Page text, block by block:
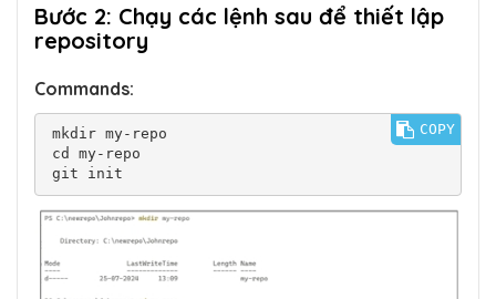
Bước 2: Chạy các lệnh sau để thiết lập
repository
Commands:
mkdir my-repo
cd my-repo
COPY